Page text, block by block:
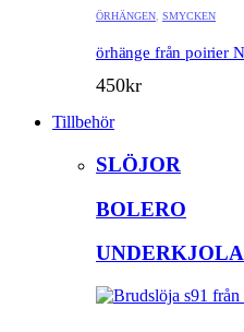
ÖRHÄNGEN, SMYCKEN
örhänge från poirier
450kr
Tillbehör
SLÖJOR
BOLERO